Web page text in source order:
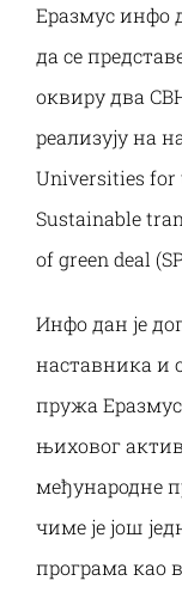
Еразмус инфо
да се
оквиру два
реализују на
Universities for
Sustainable
of green deal
Инфо дан је
наставника и
пружа
њиховог
међународне
чиме је још
програма као